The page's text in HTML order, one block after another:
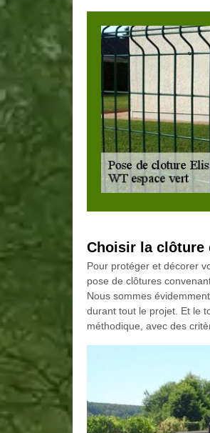
Choisir la clôture
Pour protéger et décorer
pose de clôtures
Nous sommes
durant tout le projet. Et le
méthodique, avec des